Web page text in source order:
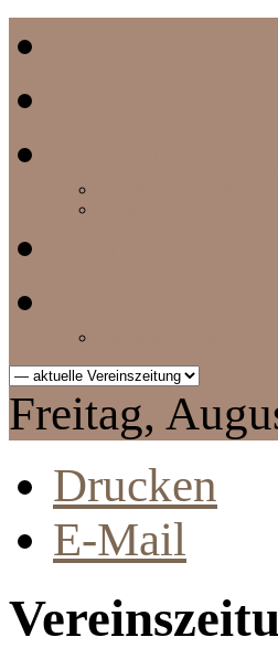
Freitag,
Drucken
E-Mail